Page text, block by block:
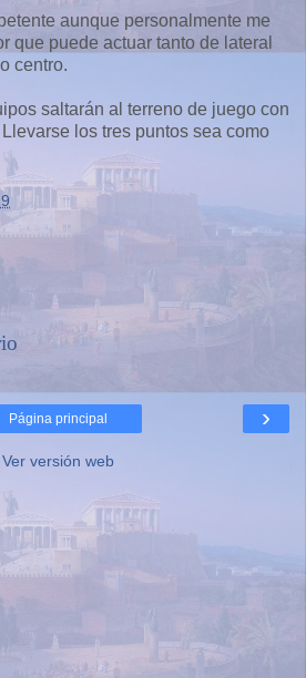
aunque personalmente me
que puede actuar tanto de lateral
centro.
saltarán al terreno de juego con
los tres puntos sea como
›
Página principal
Ver versión web